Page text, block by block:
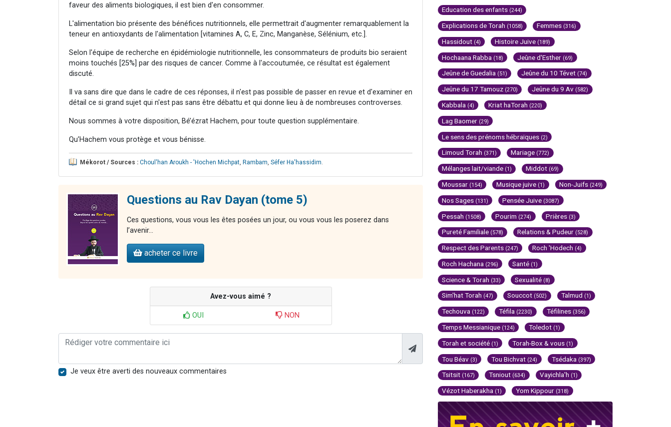
faveur des aliments biologiques, il est bien d'en consommer.
L'alimentation bio présente des bénéfices nutritionnels, elle permettrait d'augmenter remarquablement la
teneur en antioxydants de l'alimentation [vitamines A, C, E, Zinc, Manganèse, Sélénium, etc.].
Selon l'équipe de recherche en épidémiologie nutritionnelle, les consommateurs de produits bio seraient
moins touchés [25%] par des risques de cancer. Comme à l'accoutumée, ce résultat est également
discuté.
Il va sans dire que dans le cadre de ces réponses, il n'est pas possible de passer en revue et d'examiner en
détail ce si grand sujet qui n'est pas sans être débattu et qui donne lieu à de nombreuses controverses.
Nous sommes à votre disposition, Bé’ézrat Hachem, pour toute question supplémentaire.
Qu’Hachem vous protège et vous bénisse.
Mékorot / Sources : Choul'han Aroukh - 'Hochen Michpat Rambam Séfer Ha'hassidim
Questions au Rav Dayan (tome 5)
Ces questions, vous vous les êtes posées un jour, ou vous vous les poserez dans
l’avenir…
acheter ce livre
Avez-vous aimé ?
OUI NON
Je veux être averti des nouveaux commentaires
Education des enfants (244)
Explications de Torah (1058) Femmes (316)
Hassidout (4) Histoire Juive (189)
Hochaana Rabba (18) Jeûne d'Esther (69)
Jeûne de Guedalia (51) Jeûne du 10 Tévet (74)
Jeûne du 17 Tamouz (270) Jeûne du 9 Av (582)
Kabbala (4) Kriat haTorah (220)
Lag Baomer (29)
Le sens des prénoms hébraïques (2)
Limoud Torah (371) Mariage (772)
Mélanges lait/viande (1) Middot (69)
Moussar (154) Musique juive (1) Non-Juifs (249)
Nos Sages (131) Pensée Juive (3087)
Pessah (1508) Pourim (274) Prières (3)
Pureté Familiale (578) Relations & Pudeur (528)
Respect des Parents (247) Roch 'Hodech (4)
Roch Hachana (296) Santé (1)
Science & Torah (33) Sexualité (8)
Sim'hat Torah (47) Souccot (502) Talmud (1)
Techouva (122) Téfila (2230) Téfilines (356)
Temps Messianique (124) Toledot (1)
Torah et société (1) Torah-Box & vous (1)
Tou Béav (3) Tou Bichvat (24) Tsédaka (397)
Tsitsit (167) Tsniout (634) Vayichla'h (1)
Vézot Haberakha (1) Yom Kippour (318)